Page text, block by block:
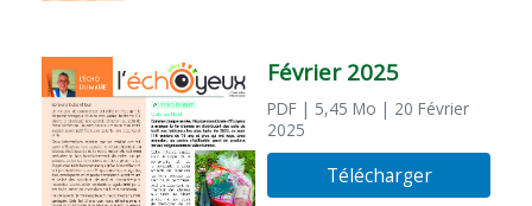
Février 2025
PDF | 5,45 Mo | 20 Février
2025
Télécharger